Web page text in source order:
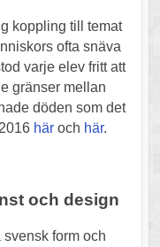
koppling till temat
ofta snäva
varje elev fritt att
gränser mellan
döden som det
här och här.
och design
form och